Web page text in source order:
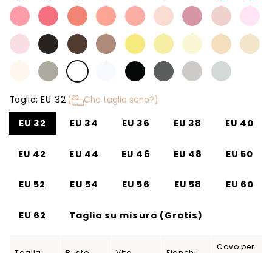
Taglia:EU 32 ( Che taglia sono?)
EU 32 EU 34 EU 36 EU 38 EU 40
EU 42 EU 44 EU 46 EU 48 EU 50
EU 52 EU 54 EU 56 EU 58 EU 60
EU 62 Taglia su misura (Gratis)
Cavo per